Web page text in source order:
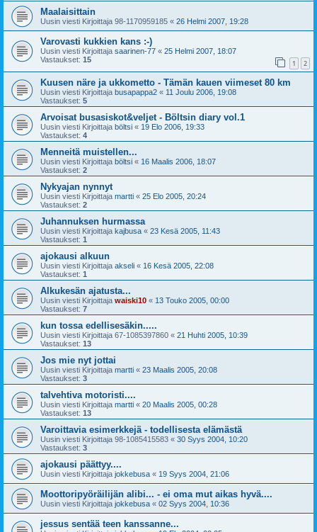
Maalaisittain
Uusin viesti Kirjoittaja 98-1170959185 « 26 Helmi 2007, 19:28
Varovasti kukkien kans :-)
Uusin viesti Kirjoittaja saarinen-77 « 25 Helmi 2007, 18:07
Vastaukset: 15 1 2
Kuusen näre ja ukkometto - Tämän kauen viimeset 80 km
Uusin viesti Kirjoittaja busapappa2 « 11 Joulu 2006, 19:08
Vastaukset: 5
Arvoisat busasiskot&veljet - Böltsin diary vol.1
Uusin viesti Kirjoittaja böltsi « 19 Elo 2006, 19:33
Vastaukset: 4
Menneitä muistellen...
Uusin viesti Kirjoittaja böltsi « 16 Maalis 2006, 18:07
Vastaukset: 2
Nykyajan nynnyt
Uusin viesti Kirjoittaja martti « 25 Elo 2005, 20:24
Vastaukset: 2
Juhannuksen hurmassa
Uusin viesti Kirjoittaja kajbusa « 23 Kesä 2005, 11:43
Vastaukset: 1
ajokausi alkuun
Uusin viesti Kirjoittaja akseli « 16 Kesä 2005, 22:08
Vastaukset: 1
Alkukesän ajatusta...
Uusin viesti Kirjoittaja waiski10 « 13 Touko 2005, 00:00
Vastaukset: 7
kun tossa edellisesäkin.....
Uusin viesti Kirjoittaja 67-1085397860 « 21 Huhti 2005, 10:39
Vastaukset: 13
Jos mie nyt jottai
Uusin viesti Kirjoittaja martti « 23 Maalis 2005, 20:08
Vastaukset: 3
talvehtiva motoristi....
Uusin viesti Kirjoittaja martti « 20 Maalis 2005, 00:28
Vastaukset: 13
Varoittavia esimerkkejä - todellisesta elämästä
Uusin viesti Kirjoittaja 98-1085415583 « 30 Syys 2004, 10:20
Vastaukset: 3
ajokausi päättyy....
Uusin viesti Kirjoittaja jokkebusa « 19 Syys 2004, 21:06
Moottoripyöräilijän alibi... - ei oma mut aikas hyvä....
Uusin viesti Kirjoittaja jokkebusa « 02 Syys 2004, 10:36
jessus sentää teen kanssanne...